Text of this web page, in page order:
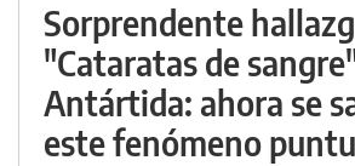
Sorprendente
"Cataratas de
Antártida: ahora se
este fenómeno